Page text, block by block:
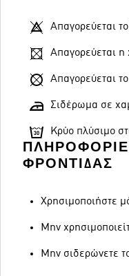
Απαγορεύεται
Απαγορεύεται η
Απαγορεύεται
Σιδέρωμα σε
Κρύο πλύσιμο
ΦΡΟΝΤΊΔΑΣ
Χρησιμοποιήστε
Μην
Μην σιδερώνετε